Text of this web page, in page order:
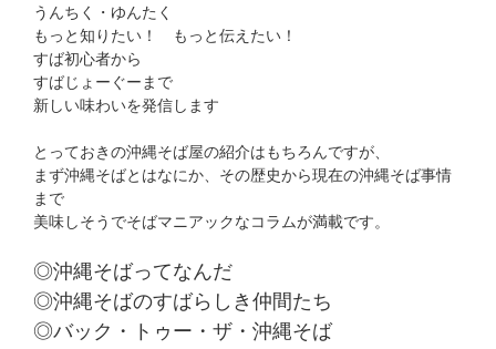
うんちく・ゆんたく
もっと知りたい！ もっと伝えたい！
すば初心者から
すばじょーぐーまで
新しい味わいを発信します
とっておきの沖縄そば屋の紹介はもちろんですが、
まず沖縄そばとはなにか、その歴史から現在の沖縄そば事情
まで
美味しそうでそばマニアックなコラムが満載です。
◎沖縄そばってなんだ
◎沖縄そばのすばらしき仲間たち
◎バック・トゥー・ザ・沖縄そば